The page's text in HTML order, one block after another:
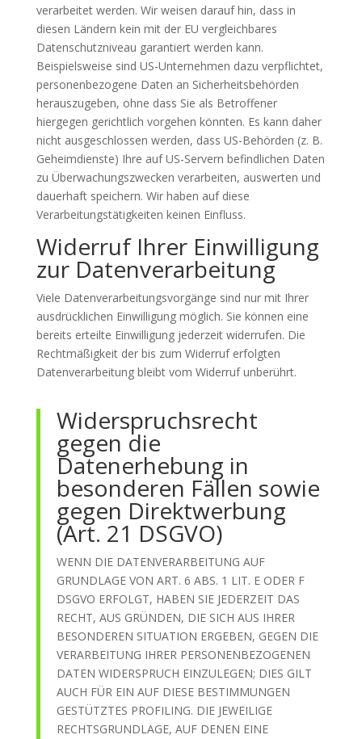
verarbeitet werden. Wir weisen darauf hin, dass in
diesen Ländern kein mit der EU vergleichbares
Datenschutzniveau garantiert werden kann.
Beispielsweise sind US-Unternehmen dazu verpflichtet,
personenbezogene Daten an Sicherheitsbehörden
herauszugeben, ohne dass Sie als Betroffener
hiergegen gerichtlich vorgehen könnten. Es kann daher
nicht ausgeschlossen werden, dass US-Behörden (z. B.
Geheimdienste) Ihre auf US-Servern befindlichen Daten
zu Überwachungszwecken verarbeiten, auswerten und
dauerhaft speichern. Wir haben auf diese
Verarbeitungstätigkeiten keinen Einfluss.
Widerruf Ihrer Einwilligung
zur Datenverarbeitung
Viele Datenverarbeitungsvorgänge sind nur mit Ihrer
ausdrücklichen Einwilligung möglich. Sie können eine
bereits erteilte Einwilligung jederzeit widerrufen. Die
Rechtmäßigkeit der bis zum Widerruf erfolgten
Datenverarbeitung bleibt vom Widerruf unberührt.
Widerspruchsrecht
gegen die
Datenerhebung in
besonderen Fällen sowie
gegen Direktwerbung
(Art. 21 DSGVO)
WENN DIE DATENVERARBEITUNG AUF
GRUNDLAGE VON ART. 6 ABS. 1 LIT. E ODER F
DSGVO ERFOLGT, HABEN SIE JEDERZEIT DAS
RECHT, AUS GRÜNDEN, DIE SICH AUS IHRER
BESONDEREN SITUATION ERGEBEN, GEGEN DIE
VERARBEITUNG IHRER PERSONENBEZOGENEN
DATEN WIDERSPRUCH EINZULEGEN; DIES GILT
AUCH FÜR EIN AUF DIESE BESTIMMUNGEN
GESTÜTZTES PROFILING. DIE JEWEILIGE
RECHTSGRUNDLAGE, AUF DENEN EINE